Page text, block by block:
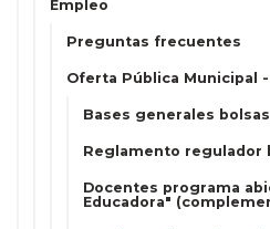
Empleo
Preguntas frecuentes
Oferta Pública Municipal
Bases generales
Reglamento regulador
Docentes programa
Educadora"